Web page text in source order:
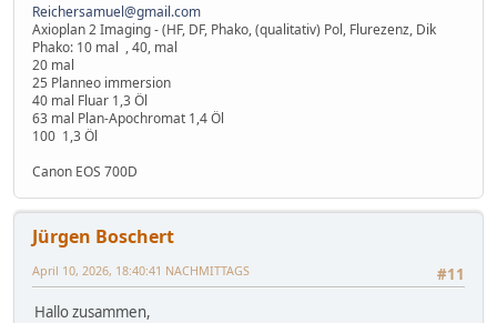
Reichersamuel@gmail.com
Axioplan 2 Imaging - (HF, DF, Phako, (qualitativ) Pol, Flurezenz, Dik
Phako: 10 mal , 40, mal
20 mal
25 Planneo immersion
40 mal Fluar 1,3 Öl
63 mal Plan-Apochromat 1,4 Öl
100 1,3 Öl
Canon EOS 700D
Jürgen Boschert
#11
April 10, 2026, 18:40:41 NACHMITTAGS
Hallo zusammen,